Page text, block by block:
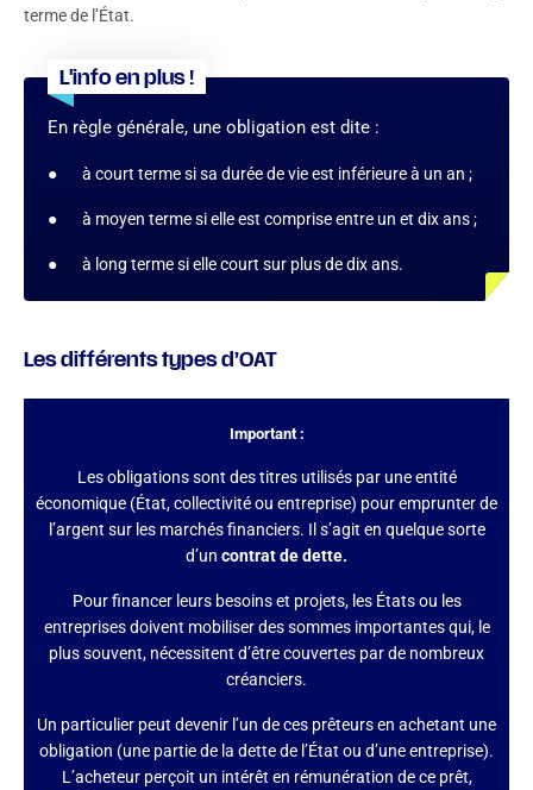
terme de l’État.
L'info en plus !
En règle générale, une obligation est dite :
● à court terme si sa durée de vie est inférieure à un an ;
● à moyen terme si elle est comprise entre un et dix ans ;
● à long terme si elle court sur plus de dix ans.
Les différents types d’OAT
Important :
Les obligations sont des titres utilisés par une entité
économique (État, collectivité ou entreprise) pour emprunter de
l’argent sur les marchés financiers. Il s’agit en quelque sorte
d’un contrat de dette.
Pour financer leurs besoins et projets, les États ou les
entreprises doivent mobiliser des sommes importantes qui, le
plus souvent, nécessitent d’être couvertes par de nombreux
créanciers.
Un particulier peut devenir l’un de ces prêteurs en achetant une
obligation (une partie de la dette de l’État ou d’une entreprise).
L’acheteur perçoit un intérêt en rémunération de ce prêt,